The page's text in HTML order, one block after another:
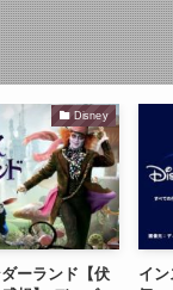
Disney
ーランド【伏
イ